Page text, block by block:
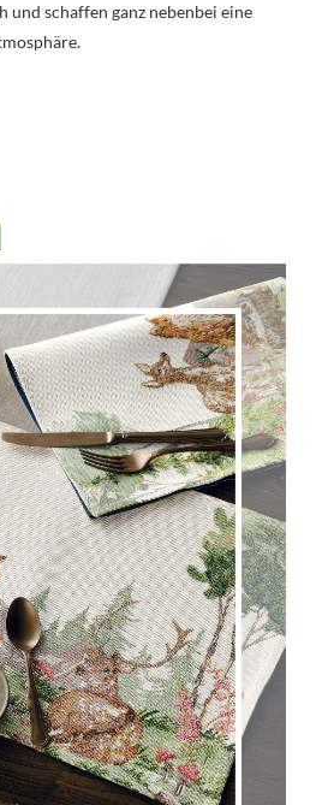
und schaffen ganz nebenbei eine